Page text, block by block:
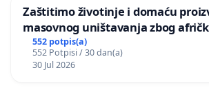
Zaštitimo životinje i domaću
masovnog uništavanja zbog
kuge
552 potpis(a)
552 Potpisi / 30 dan(a)
30 Jul 2026